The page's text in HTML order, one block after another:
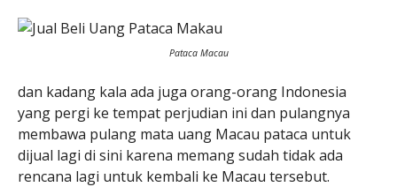
Pataca Macau
dan kadang kala ada juga orang-orang Indonesia
yang pergi ke tempat perjudian ini dan pulangnya
membawa pulang mata uang Macau pataca untuk
dijual lagi di sini karena memang sudah tidak ada
rencana lagi untuk kembali ke Macau tersebut.